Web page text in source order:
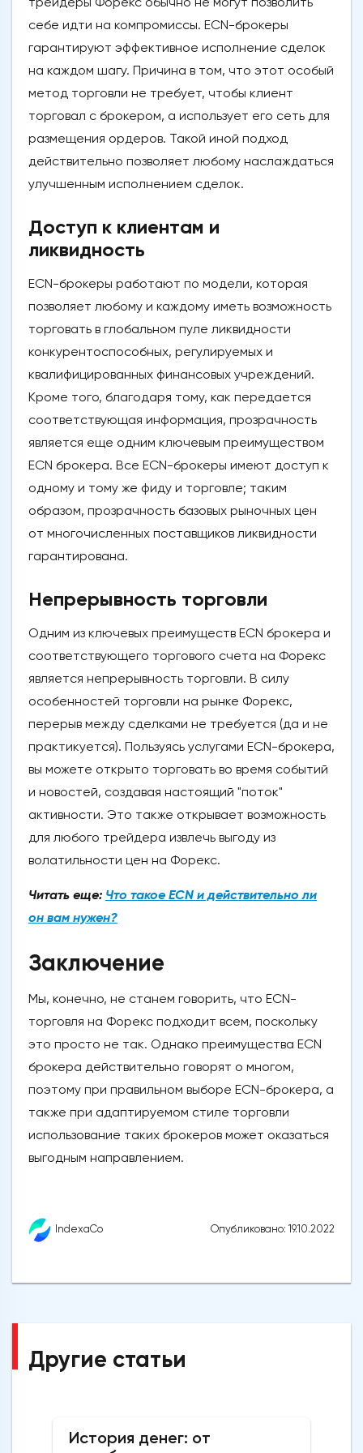
себе идти на компромиссы. ECN-брокеры
гарантируют эффективное исполнение сделок
на каждом шагу. Причина в том, что этот особый
метод торговли не требует, чтобы клиент
торговал с брокером, а использует его сеть для
размещения ордеров. Такой иной подход
действительно позволяет любому наслаждаться
улучшенным исполнением сделок.
Доступ к клиентам и
ликвидность
ECN-брокеры работают по модели, которая
позволяет любому и каждому иметь возможность
торговать в глобальном пуле ликвидности
конкурентоспособных, регулируемых и
квалифицированных финансовых учреждений.
Кроме того, благодаря тому, как передается
соответствующая информация, прозрачность
является еще одним ключевым преимуществом
ECN брокера. Все ECN-брокеры имеют доступ к
одному и тому же фиду и торговле; таким
образом, прозрачность базовых рыночных цен
от многочисленных поставщиков ликвидности
гарантирована.
Непрерывность торговли
Одним из ключевых преимуществ ECN брокера и
соответствующего торгового счета на Форекс
является непрерывность торговли. В силу
особенностей торговли на рынке Форекс,
перерыв между сделками не требуется (да и не
практикуется). Пользуясь услугами ECN-брокера,
вы можете открыто торговать во время событий
и новостей, создавая настоящий "поток"
активности. Это также открывает возможность
для любого трейдера извлечь выгоду из
волатильности цен на Форекс.
Читать еще: Что такое ECN и действительно ли
он вам нужен?
Заключение
Мы, конечно, не станем говорить, что ECN-
торговля на Форекс подходит всем, поскольку
это просто не так. Однако преимущества ECN
брокера действительно говорят о многом,
поэтому при правильном выборе ECN-брокера, а
также при адаптируемом стиле торговли
использование таких брокеров может оказаться
выгодным направлением.
IndexaCo Опубликовано: 19.10.2022
Другие статьи
История денег: от